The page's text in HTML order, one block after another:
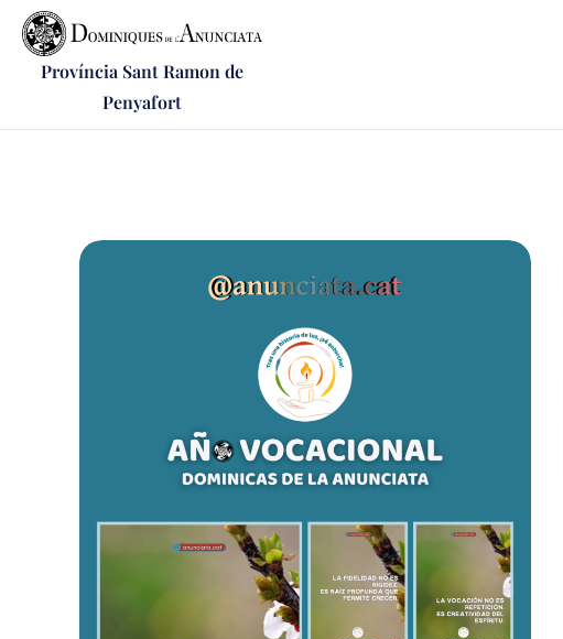
Província Sant Ramon de
Penyafort